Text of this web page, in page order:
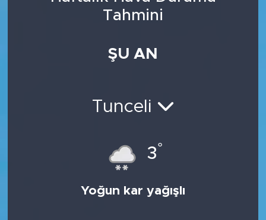
Tahmini
ŞU AN
Tunceli
3°
Yoğun kar yağışlı